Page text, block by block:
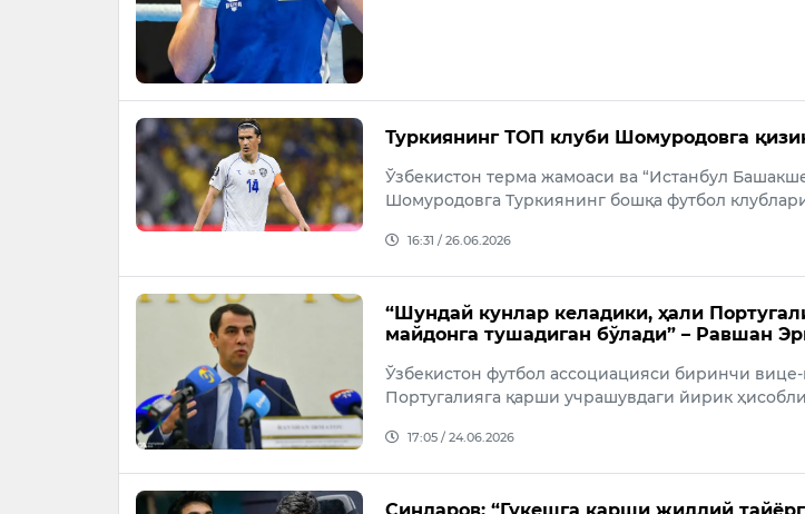
Туркиянинг ТОП клуби Шомуродовга
Ўзбекистон терма жамоаси ва “Истанбул
Шомуродовга Туркиянинг бошқа футбол
16:31 / 26.06.2026
“Шундай кунлар келадики, ҳали
майдонга тушадиган бўлади” – Равшан
Ўзбекистон футбол ассоциацияси биринчи
Португалияга қарши учрашувдаги йирик
17:05 / 24.06.2026